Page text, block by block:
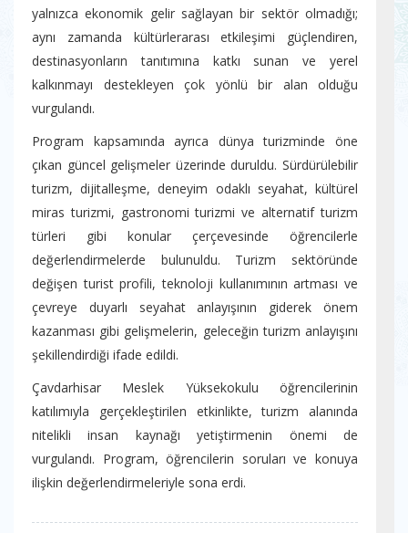
yalnızca ekonomik gelir sağlayan bir sektör olmadığı;
aynı zamanda kültürlerarası etkileşimi güçlendiren,
destinasyonların tanıtımına katkı sunan ve yerel
kalkınmayı destekleyen çok yönlü bir alan olduğu
vurgulandı.
Program kapsamında ayrıca dünya turizminde öne
çıkan güncel gelişmeler üzerinde duruldu. Sürdürülebilir
turizm, dijitalleşme, deneyim odaklı seyahat, kültürel
miras turizmi, gastronomi turizmi ve alternatif turizm
türleri gibi konular çerçevesinde öğrencilerle
değerlendirmelerde bulunuldu. Turizm sektöründe
değişen turist profili, teknoloji kullanımının artması ve
çevreye duyarlı seyahat anlayışının giderek önem
kazanması gibi gelişmelerin, geleceğin turizm anlayışını
şekillendirdiği ifade edildi.
Çavdarhisar Meslek Yüksekokulu öğrencilerinin
katılımıyla gerçekleştirilen etkinlikte, turizm alanında
nitelikli insan kaynağı yetiştirmenin önemi de
vurgulandı. Program, öğrencilerin soruları ve konuya
ilişkin değerlendirmeleriyle sona erdi.